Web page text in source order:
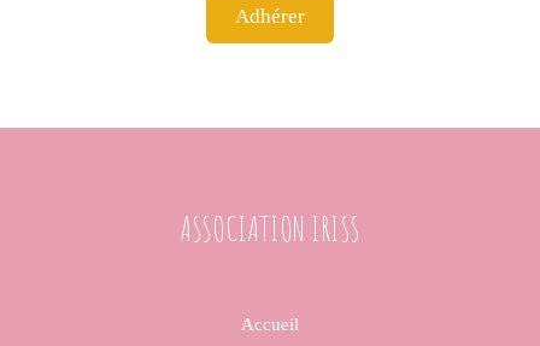
Adhérer
ASSOCIATION IRISS
Accueil